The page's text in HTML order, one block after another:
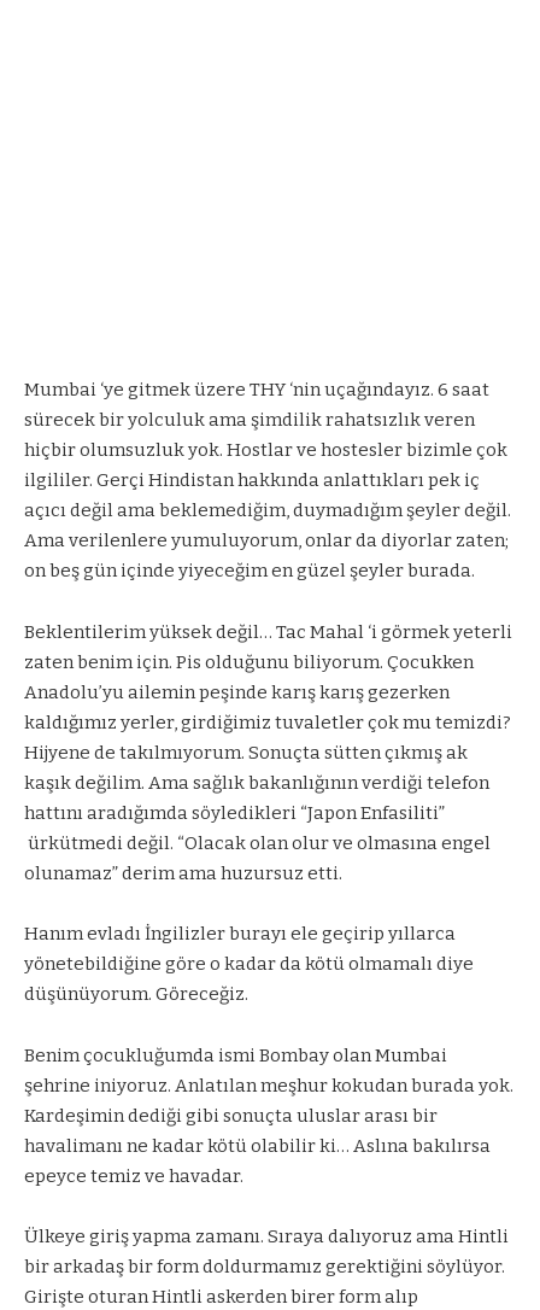
Mumbai ‘ye gitmek üzere THY ‘nin uçağındayız. 6 saat
sürecek bir yolculuk ama şimdilik rahatsızlık veren
hiçbir olumsuzluk yok. Hostlar ve hostesler bizimle çok
ilgililer. Gerçi Hindistan hakkında anlattıkları pek iç
açıcı değil ama beklemediğim, duymadığım şeyler değil.
Ama verilenlere yumuluyorum, onlar da diyorlar zaten;
on beş gün içinde yiyeceğim en güzel şeyler burada.
Beklentilerim yüksek değil… Tac Mahal ‘i görmek yeterli
zaten benim için. Pis olduğunu biliyorum. Çocukken
Anadolu’yu ailemin peşinde karış karış gezerken
kaldığımız yerler, girdiğimiz tuvaletler çok mu temizdi?
Hijyene de takılmıyorum. Sonuçta sütten çıkmış ak
kaşık değilim. Ama sağlık bakanlığının verdiği telefon
hattını aradığımda söyledikleri “Japon Enfasiliti”
ürkütmedi değil. “Olacak olan olur ve olmasına engel
olunamaz” derim ama huzursuz etti.
Hanım evladı İngilizler burayı ele geçirip yıllarca
yönetebildiğine göre o kadar da kötü olmamalı diye
düşünüyorum. Göreceğiz.
Benim çocukluğumda ismi Bombay olan Mumbai
şehrine iniyoruz. Anlatılan meşhur kokudan burada yok.
Kardeşimin dediği gibi sonuçta uluslar arası bir
havalimanı ne kadar kötü olabilir ki… Aslına bakılırsa
epeyce temiz ve havadar.
Ülkeye giriş yapma zamanı. Sıraya dalıyoruz ama Hintli
bir arkadaş bir form doldurmamız gerektiğini söylüyor.
Girişte oturan Hintli askerden birer form alıp